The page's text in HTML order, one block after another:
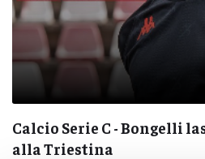
Calcio Serie C - Bongelli
alla Triestina